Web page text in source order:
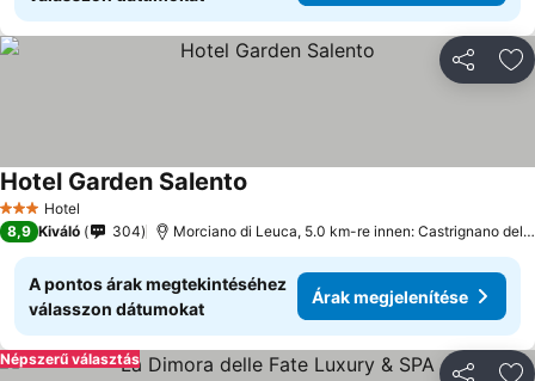
3 Kategória
Hotel
Hotel Garden Salento
8,9 Kiváló 304 Morciano di Leuca, 5.0 km-re innen: Castrignano del Capo
A pontos árak megtekintéséhez
válasszon dátumokat
Árak megjelenítése
Népszerű választás